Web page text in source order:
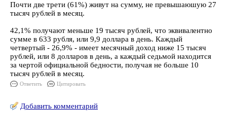
Почти две трети (61%) живут на сумму, не превышаюшую 27
тысяч рублей в месяц.
42,1% получают меньше 19 тысяч рублей, что эквивалентно
сумме в 633 рубля, или 9,9 доллара в день. Каждый
четвертый - 26,9% - имеет месячный доход ниже 15 тысяч
рублей, или 8 долларов в день, а каждый седьмой находится
за чертой официальной бедности, получая не больше 10
тысяч рублей в месяц.
Ответить Цитировать
Добавить комментарий